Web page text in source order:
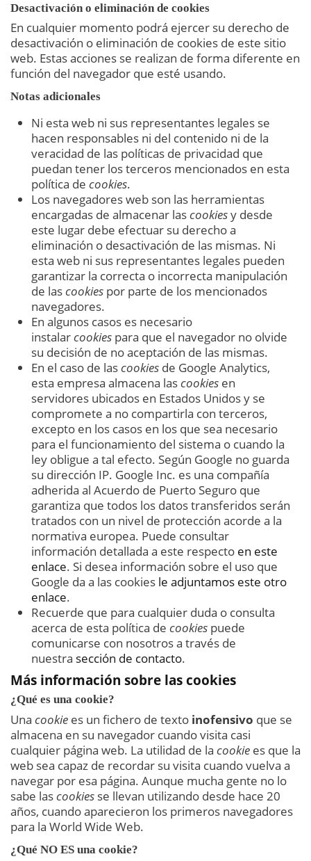
Desactivación o eliminación de cookies
En cualquier momento podrá ejercer su derecho de
desactivación o eliminación de cookies de este sitio
web. Estas acciones se realizan de forma diferente en
función del navegador que esté usando.
Notas adicionales
Ni esta web ni sus representantes legales se
hacen responsables ni del contenido ni de la
veracidad de las políticas de privacidad que
puedan tener los terceros mencionados en esta
política de cookies.
Los navegadores web son las herramientas
encargadas de almacenar lascookiesy desde
este lugar debe efectuar su derecho a
eliminación o desactivación de las mismas. Ni
esta web ni sus representantes legales pueden
garantizar la correcta o incorrecta manipulación
de lascookies por parte de los mencionados
navegadores.
En algunos casos es necesario
instalarcookies para que el navegador no olvide
su decisión de no aceptación de las mismas.
En el caso de lascookies de Google Analytics,
esta empresa almacena lascookies en
servidores ubicados en Estados Unidos y se
compromete a no compartirla con terceros,
excepto en los casos en los que sea necesario
para el funcionamiento del sistema o cuando la
ley obligue a tal efecto. Según Google no guarda
su dirección IP. Google Inc. es una compañía
adherida al Acuerdo de Puerto Seguro que
garantiza que todos los datos transferidos serán
tratados con un nivel de protección acorde a la
normativa europea. Puede consultar
información detallada a este respecto en este
enlace. Si desea información sobre el uso que
Google da a las cookies le adjuntamos este otro
enlace.
Recuerde que para cualquier duda o consulta
acerca de esta política de cookies puede
comunicarse con nosotros a través de
nuestra sección de contacto.
Más información sobre las cookies
¿Qué es una cookie?
Una cookie es un fichero de texto inofensivo que se
almacena en su navegador cuando visita casi
cualquier página web. La utilidad de la cookie es que la
web sea capaz de recordar su visita cuando vuelva a
navegar por esa página. Aunque mucha gente no lo
sabe lascookies se llevan utilizando desde hace 20
años, cuando aparecieron los primeros navegadores
para la World Wide Web.
¿Qué NO ES una cookie?